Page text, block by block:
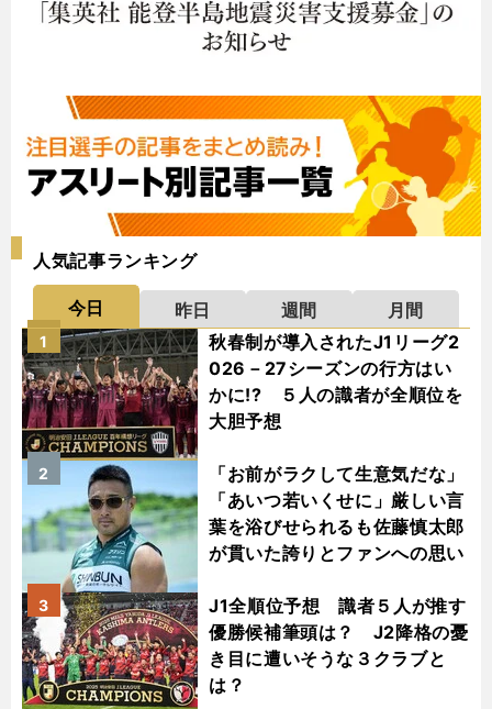
人気記事ランキング
今日 昨日 週間
月間
秋春制が導入されたJ1リーグ2
026－27シーズンの行方はい
かに!? ５人の識者が全順位を
大胆予想
1
「お前がラクして生意気だな」
「あいつ若いくせに」厳しい言
葉を浴びせられるも佐藤慎太郎
が貫いた誇りとファンへの思い
2
J1全順位予想 識者５人が推す
優勝候補筆頭は？ J2降格の憂
き目に遭いそうな３クラブと
は？
3